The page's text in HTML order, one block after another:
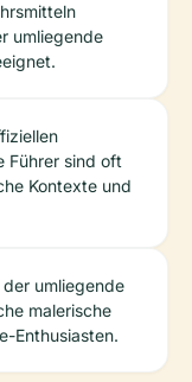
umliegende
Führer sind oft
Kontexte und
umliegende
malerische
Enthusiasten.